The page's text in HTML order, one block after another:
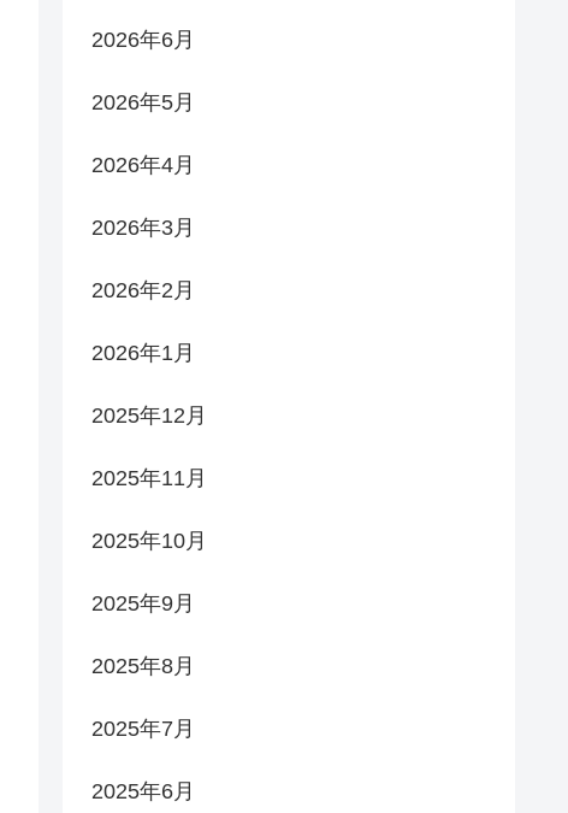
2026年6月
2026年5月
2026年4月
2026年3月
2026年2月
2026年1月
2025年12月
2025年11月
2025年10月
2025年9月
2025年8月
2025年7月
2025年6月